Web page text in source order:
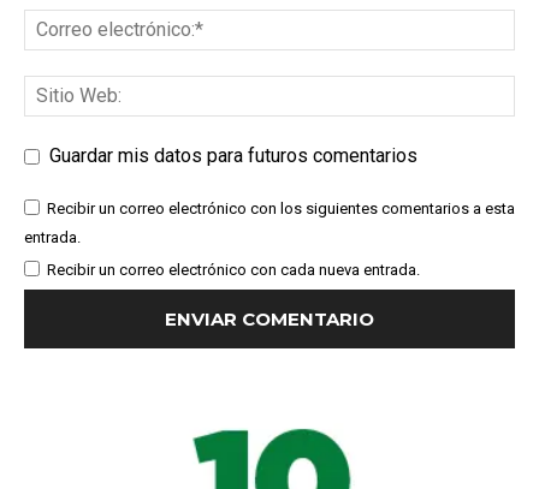
Guardar mis datos para futuros comentarios
Recibir un correo electrónico con los siguientes comentarios a esta
entrada.
Recibir un correo electrónico con cada nueva entrada.